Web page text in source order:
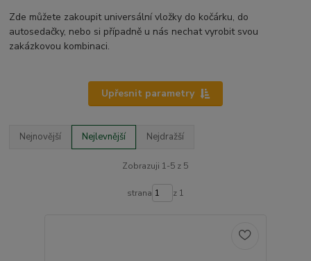
Zde můžete zakoupit universální vložky do kočárku, do
autosedačky, nebo si případně u nás nechat vyrobit svou
zakázkovou kombinaci.
Upřesnit parametry
Nejnovější Nejlevnější Nejdražší
Zobrazuji 1-5 z 5
strana z 1